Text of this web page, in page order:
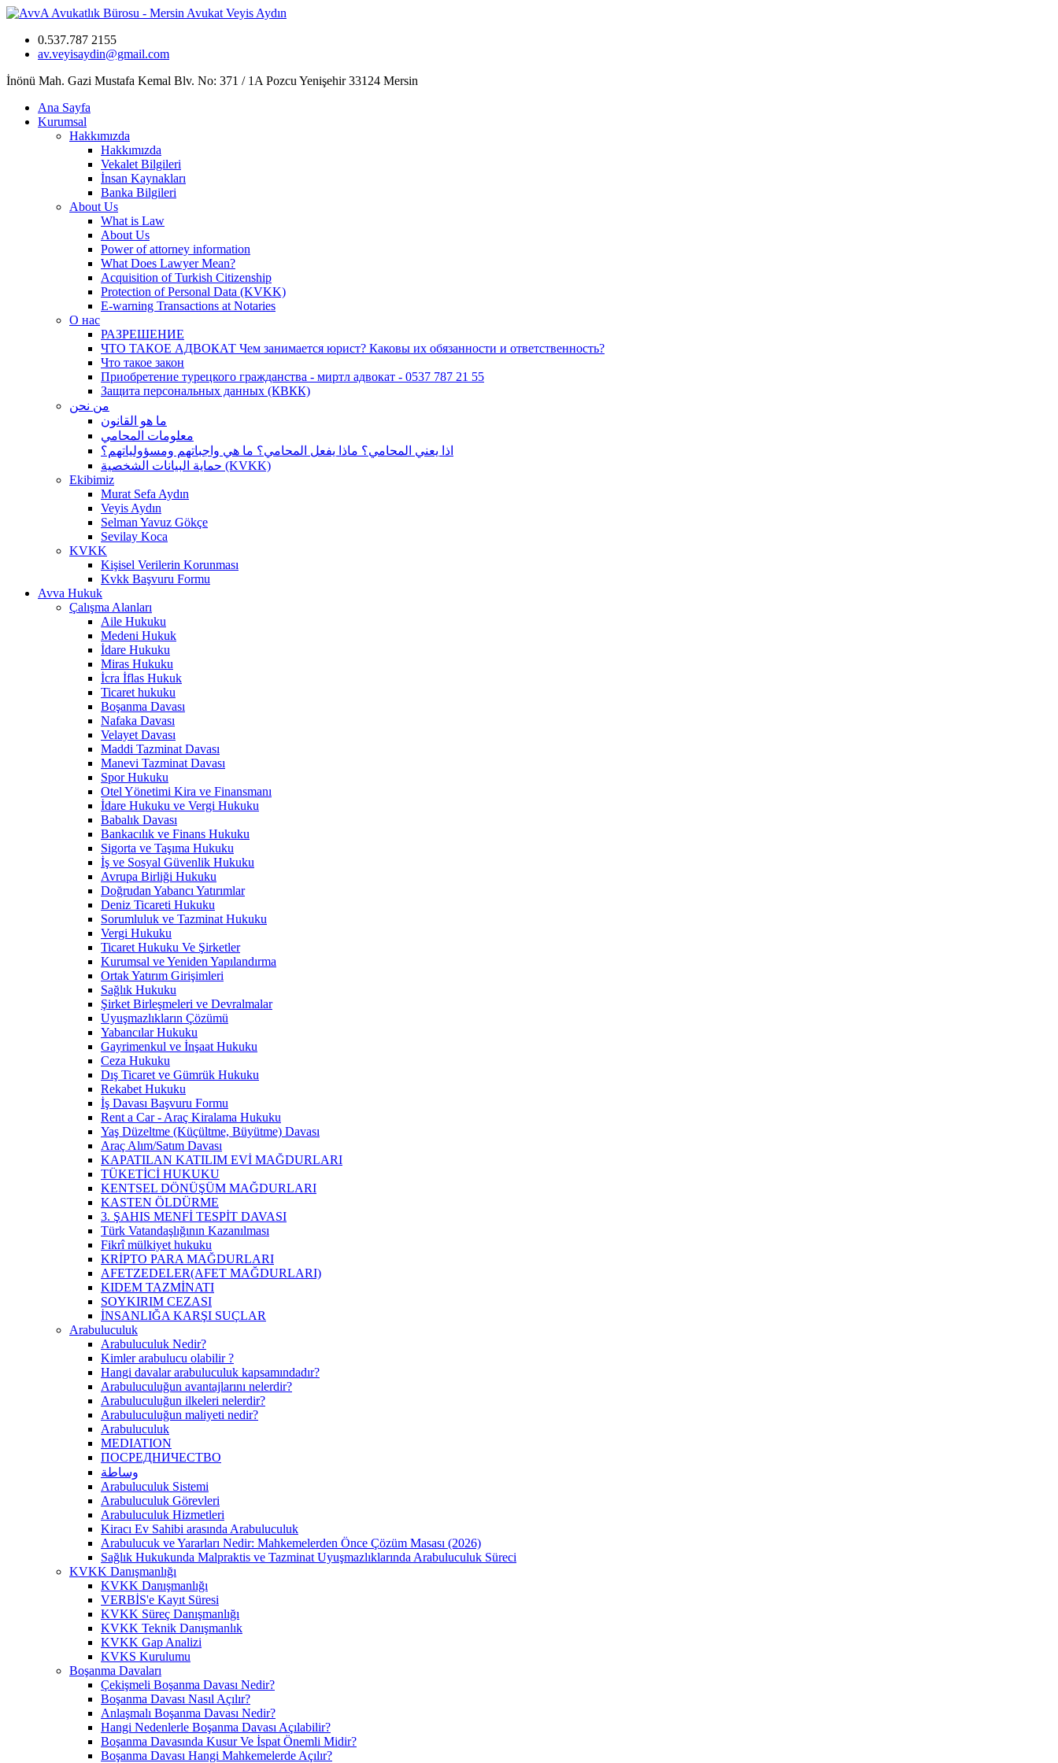
0.537.787 2155
av.veyisaydin@gmail.com
İnönü Mah. Gazi Mustafa Kemal Blv. No: 371 / 1A Pozcu Yenişehir 33124 Mersin
Ana Sayfa
Kurumsal
Hakkımızda
Hakkımızda
Vekalet Bilgileri
İnsan Kaynakları
Banka Bilgileri
About Us
What is Law
About Us
Power of attorney information
What Does Lawyer Mean?
Acquisition of Turkish Citizenship
Protection of Personal Data (KVKK)
E-warning Transactions at Notaries
О нас
РАЗРЕШЕНИЕ
ЧТО ТАКОЕ АДВОКАТ Чем занимается юрист? Каковы их обязанности и ответственность?
Что такое закон
Приобретение турецкого гражданства - миртл адвокат - 0537 787 21 55
Защита персональных данных (КВКК)
من نحن
ما هو القانون
معلومات المحامي
اذا يعني المحامي؟ ماذا يفعل المحامي؟ ما هي واجباتهم ومسؤولياتهم؟
حماية البيانات الشخصية (KVKK)
Ekibimiz
Murat Sefa Aydın
Veyis Aydın
Selman Yavuz Gökçe
Sevilay Koca
KVKK
Kişisel Verilerin Korunması
Kvkk Başvuru Formu
Avva Hukuk
Çalışma Alanları
Aile Hukuku
Medeni Hukuk
İdare Hukuku
Miras Hukuku
İcra İflas Hukuk
Ticaret hukuku
Boşanma Davası
Nafaka Davası
Velayet Davası
Maddi Tazminat Davası
Manevi Tazminat Davası
Spor Hukuku
Otel Yönetimi Kira ve Finansmanı
İdare Hukuku ve Vergi Hukuku
Babalık Davası
Bankacılık ve Finans Hukuku
Sigorta ve Taşıma Hukuku
İş ve Sosyal Güvenlik Hukuku
Avrupa Birliği Hukuku
Doğrudan Yabancı Yatırımlar
Deniz Ticareti Hukuku
Sorumluluk ve Tazminat Hukuku
Vergi Hukuku
Ticaret Hukuku Ve Şirketler
Kurumsal ve Yeniden Yapılandırma
Ortak Yatırım Girişimleri
Sağlık Hukuku
Şirket Birleşmeleri ve Devralmalar
Uyuşmazlıkların Çözümü
Yabancılar Hukuku
Gayrimenkul ve İnşaat Hukuku
Ceza Hukuku
Dış Ticaret ve Gümrük Hukuku
Rekabet Hukuku
İş Davası Başvuru Formu
Rent a Car - Araç Kiralama Hukuku
Yaş Düzeltme (Küçültme, Büyütme) Davası
Araç Alım/Satım Davası
KAPATILAN KATILIM EVİ MAĞDURLARI
TÜKETİCİ HUKUKU
KENTSEL DÖNÜŞÜM MAĞDURLARI
KASTEN ÖLDÜRME
3. ŞAHIS MENFİ TESPİT DAVASI
Türk Vatandaşlığının Kazanılması
Fikrî mülkiyet hukuku
KRİPTO PARA MAĞDURLARI
AFETZEDELER(AFET MAĞDURLARI)
KIDEM TAZMİNATI
SOYKIRIM CEZASI
İNSANLIĞA KARŞI SUÇLAR
Arabuluculuk
Arabuluculuk Nedir?
Kimler arabulucu olabilir ?
Hangi davalar arabuluculuk kapsamındadır?
Arabuluculuğun avantajlarını nelerdir?
Arabuluculuğun ilkeleri nelerdir?
Arabuluculuğun maliyeti nedir?
Arabuluculuk
MEDIATION
ПОСРЕДНИЧЕСТВО
وساطة
Arabuluculuk Sistemi
Arabuluculuk Görevleri
Arabuluculuk Hizmetleri
Kiracı Ev Sahibi arasında Arabuluculuk
Arabulucuk ve Yararları Nedir: Mahkemelerden Önce Çözüm Masası (2026)
Sağlık Hukukunda Malpraktis ve Tazminat Uyuşmazlıklarında Arabuluculuk Süreci
KVKK Danışmanlığı
KVKK Danışmanlığı
VERBİS'e Kayıt Süresi
KVKK Süreç Danışmanlığı
KVKK Teknik Danışmanlık
KVKK Gap Analizi
KVKS Kurulumu
Boşanma Davaları
Çekişmeli Boşanma Davası Nedir?
Boşanma Davası Nasıl Açılır?
Anlaşmalı Boşanma Davası Nedir?
Hangi Nedenlerle Boşanma Davası Açılabilir?
Boşanma Davasında Kusur Ve İspat Önemli Midir?
Boşanma Davası Hangi Mahkemelerde Açılır?